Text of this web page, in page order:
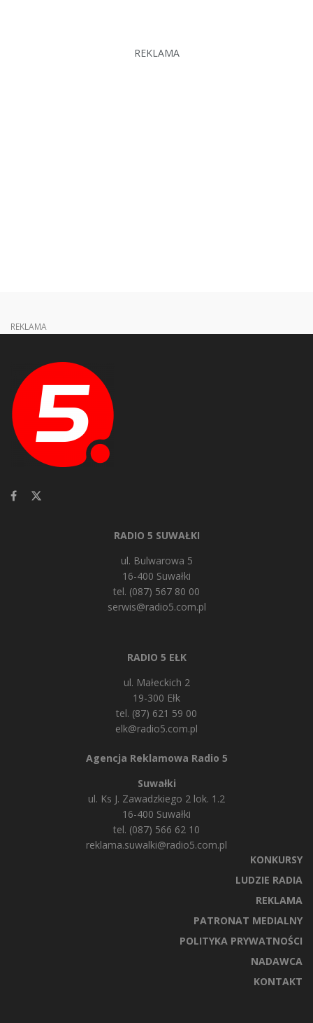
REKLAMA
REKLAMA
RADIO 5 SUWAŁKI
ul. Bulwarowa 5
16-400 Suwałki
tel. (087) 567 80 00
serwis@radio5.com.pl
RADIO 5 EŁK
ul. Małeckich 2
19-300 Ełk
tel. (87) 621 59 00
elk@radio5.com.pl
Agencja Reklamowa Radio 5
Suwałki
ul. Ks J. Zawadzkiego 2 lok. 1.2
16-400 Suwałki
tel. (087) 566 62 10
reklama.suwalki@radio5.com.pl
KONKURSY
LUDZIE RADIA
REKLAMA
PATRONAT MEDIALNY
POLITYKA PRYWATNOŚCI
NADAWCA
KONTAKT